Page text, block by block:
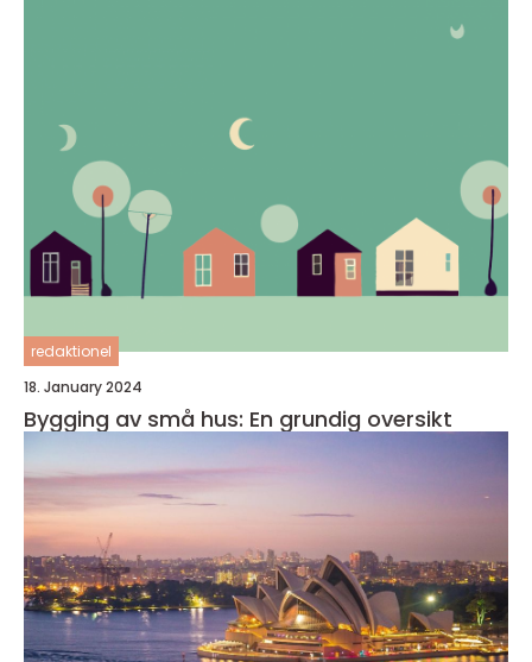
redaktionel
18. January 2024
Bygging av små hus: En grundig oversikt